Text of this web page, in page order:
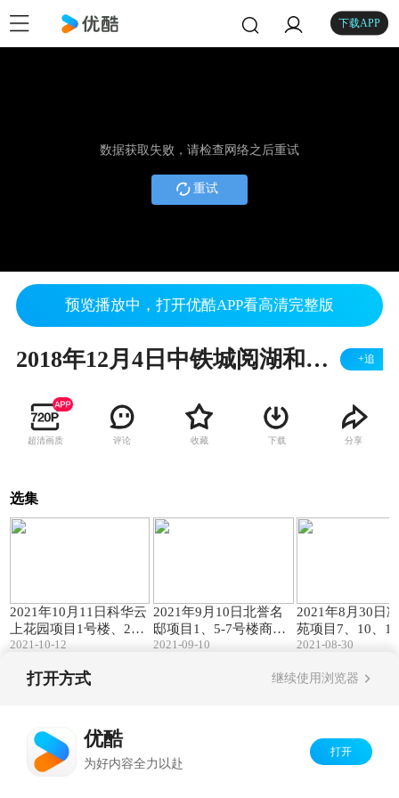
下载APP
数据获取失败，请检查网络之后重试
重试
预览播放中，打开优酷APP看高清完整版
2018年12月4日中铁城阅湖和庭1、2号楼商品住房公证摇号现场视频 +追
超清画质 评论 收藏 下载 分享
选集
2021年10月11日科华云
上花园项目1号楼、2号
楼商品住房公证摇号现
2021-10-12
2021年9月10日北誉名
邸项目1、5-7号楼商品
住房公证摇号现场视频
2021-09-10
2021年8月30日
苑项目7、10、
号楼摇号公证现
2021-08-30
打开方式 继续使用浏览器
优酷
为好内容全力以赴
打开